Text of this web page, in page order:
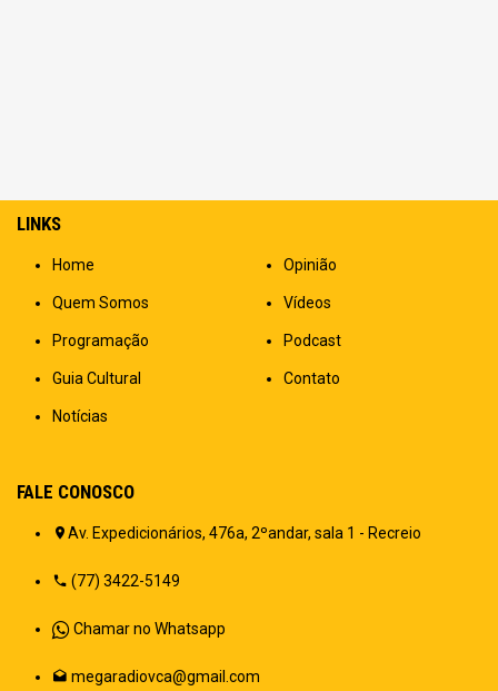
LINKS
Home
Quem Somos
Programação
Guia Cultural
Notícias
Opinião
Vídeos
Podcast
Contato
FALE CONOSCO
Av. Expedicionários, 476a, 2ºandar, sala 1 - Recreio
(77) 3422-5149
Chamar no Whatsapp
megaradiovca@gmail.com